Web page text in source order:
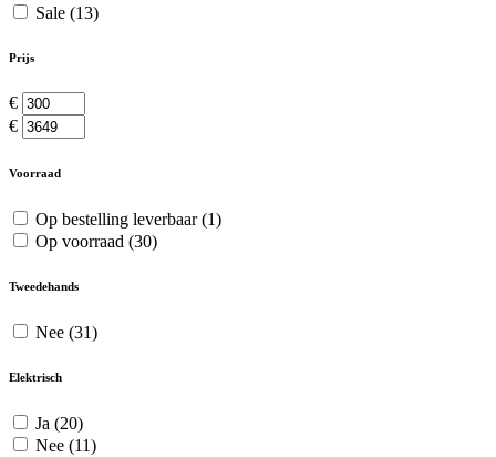
Sale (13)
Prijs
€
€
Voorraad
Op bestelling leverbaar(1)
Op voorraad (30)
Tweedehands
Nee (31)
Elektrisch
Ja (20)
Nee (11)